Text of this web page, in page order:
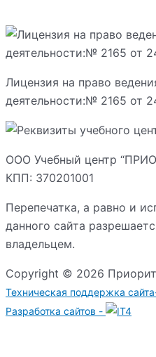
Лицензия на право
деятельности:№ 2165 от
ООО Учебный центр
КПП: 370201001
Перепечатка, а равно и
данного сайта
владельцем.
Copyright © 2026
Техническая поддержка
Разработка сайтов -